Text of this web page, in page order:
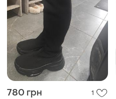
780 грн 1